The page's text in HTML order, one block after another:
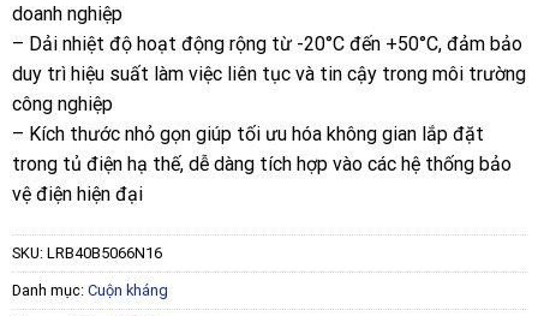
doanh nghiệp
– Dải nhiệt độ hoạt động rộng từ -20°C đến +50°C, đảm bảo
duy trì hiệu suất làm việc liên tục và tin cậy trong môi trường
công nghiệp
– Kích thước nhỏ gọn giúp tối ưu hóa không gian lắp đặt
trong tủ điện hạ thế, dễ dàng tích hợp vào các hệ thống bảo
vệ điện hiện đại
SKU: LRB40B5066N16
Danh mục: Cuộn kháng